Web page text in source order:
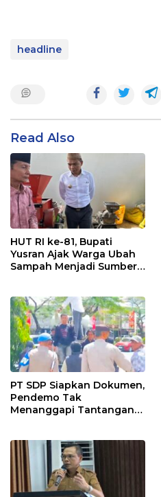
headline
Read Also
HUT RI ke-81, Bupati
Yusran Ajak Warga Ubah
Sampah Menjadi Sumber
PT SDP Siapkan Dokumen,
Pendemo Tak
Menanggapi Tantangan